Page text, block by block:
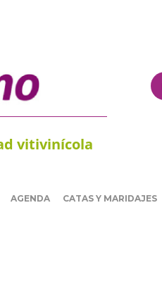
vitivinícola
AGENDA CATAS Y MARIDAJES